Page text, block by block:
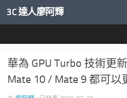
內文下方
3C 達人廖阿輝
華為 GPU Turbo 技術更
Mate 10 / Mate 9 都可以